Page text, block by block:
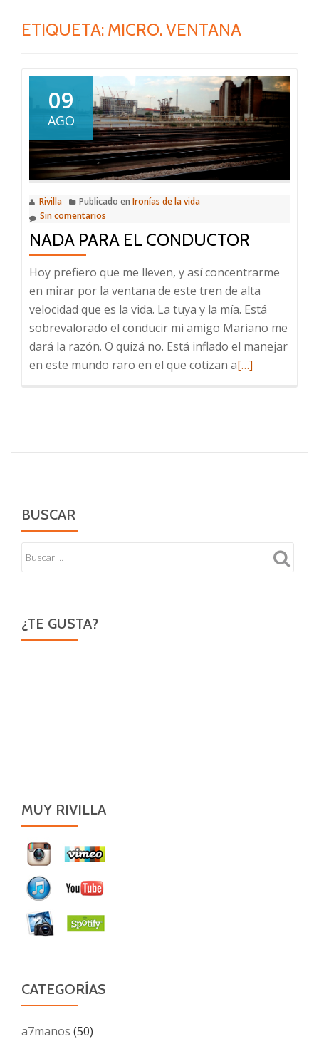
ETIQUETA: MICRO. VENTANA
09
AGO
Rivilla Publicado en Ironías de la vida
Sin comentarios
NADA PARA EL CONDUCTOR
Hoy prefiero que me lleven, y así concentrarme
en mirar por la ventana de este tren de alta
velocidad que es la vida. La tuya y la mía. Está
sobrevalorado el conducir mi amigo Mariano me
dará la razón. O quizá no. Está inflado el manejar
en este mundo raro en el que cotizan aLeer
el
[…]
BUSCAR
¿TE GUSTA?
MUY RIVILLA
CATEGORÍAS
a7manos (50)